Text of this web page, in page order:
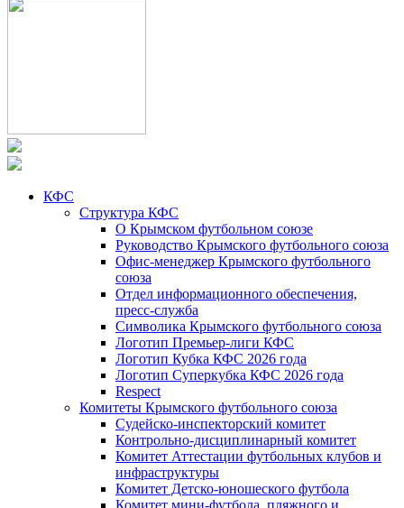
КФС
Структура КФС
О Крымском футбольном союзе
Руководство Крымского футбольного союза
Офис-менеджер Крымского футбольного
союза
Отдел информационного обеспечения,
пресс-служба
Символика Крымского футбольного союза
Логотип Премьер-лиги КФС
Логотип Кубка КФС 2026 года
Логотип Суперкубка КФС 2026 года
Respect
Комитеты Крымского футбольного союза
Судейско-инспекторский комитет
Контрольно-дисциплинарный комитет
Комитет Аттестации футбольных клубов и
инфраструктуры
Комитет Детско-юношеского футбола
Комитет мини-футбола, пляжного и